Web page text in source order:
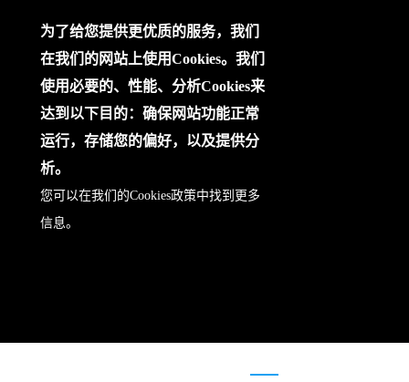
为了给您提供更优质的服务，我们
在我们的网站上使用Cookies。我们
使用必要的、性能、分析Cookies来
达到以下目的：确保网站功能正常
运行，存储您的偏好，以及提供分
析。
您可以在我们的Cookies政策中找到更多
信息。